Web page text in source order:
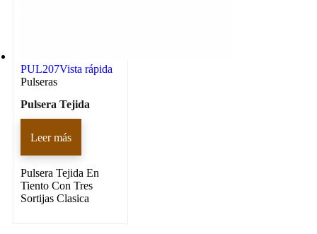
PUL207Vista rápida
Pulseras
Pulsera Tejida
Leer más
Pulsera Tejida En
Tiento Con Tres
Sortijas Clasica